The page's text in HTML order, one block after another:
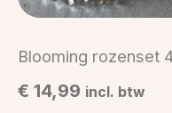
Blooming rozenset
€ 14,99 incl. btw